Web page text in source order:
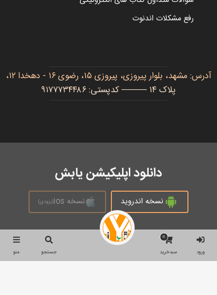
رفع مشکلات اندنوت
ورود
0
سبدخرید جستجو منو
آدرس: مشهد، بلوار پیروزی، پیروزی ۱۵، رضوی ۱۶ - دهخدا ۱۲،
پلاک ۱۴ ──── کدپستی: ۹۱۷۷۷۳۴۴۸۶
دانلود اپلیکیشن یابش
نسخه اندروید نسخه ios (بزودی)
تمام حقوق محفوظ است © 2026